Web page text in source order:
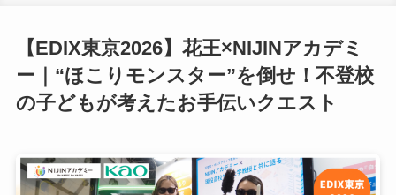
【EDIX東京2026】花王×NIJINアカデミ
ー｜“ほこりモンスター”を倒せ！不登校
の子どもが考えたお手伝いクエスト